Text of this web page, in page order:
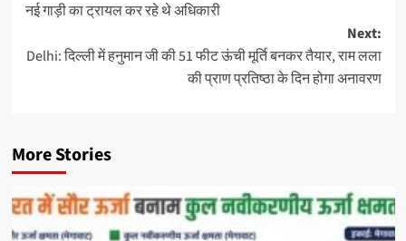
नई गाड़ी का ट्रायल कर रहे थे अधिकारी
Next:
Delhi: दिल्ली में हनुमान जी की 51 फीट ऊंची मूर्ति बनकर तैयार, राम लला
की प्राण प्रतिष्ठा के दिन होगा अनावरण
More Stories